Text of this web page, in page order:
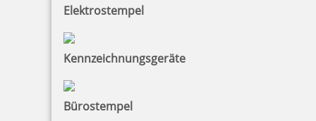
Elektrostempel
Kennzeichnungsgeräte
Bürostempel